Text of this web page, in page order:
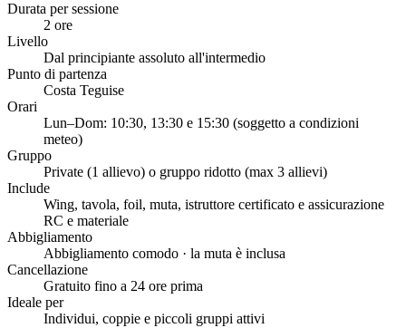
Durata per sessione
2 ore
Livello
Dal principiante assoluto all'intermedio
Punto di partenza
Costa Teguise
Orari
Lun–Dom: 10:30, 13:30 e 15:30 (soggetto a condizioni
meteo)
Gruppo
Private (1 allievo) o gruppo ridotto (max 3 allievi)
Include
Wing, tavola, foil, muta, istruttore certificato e assicurazione
RC e materiale
Abbigliamento
Abbigliamento comodo · la muta è inclusa
Cancellazione
Gratuito fino a 24 ore prima
Ideale per
Individui, coppie e piccoli gruppi attivi